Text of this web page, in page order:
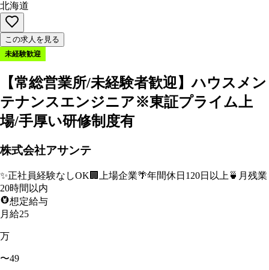
北海道
この求人を見る
未経験歓迎
【常総営業所/未経験者歓迎】ハウスメン
テナンスエンジニア※東証プライム上
場/手厚い研修制度有
株式会社アサンテ
✨正社員経験なしOK 🏢 上場企業🌴年間休日120日以上 🍵 月残業
20時間以内
想定給与
月給25
万
〜49